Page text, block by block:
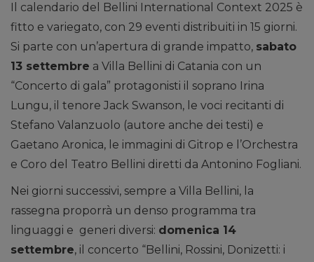
Il calendario del Bellini International Context 2025 è
fitto e variegato, con 29 eventi distribuiti in 15 giorni.
Si parte con un’apertura di grande impatto, sabato
13 settembre a Villa Bellini di Catania con un
“Concerto di gala” protagonisti il soprano Irina
Lungu, il tenore Jack Swanson, le voci recitanti di
Stefano Valanzuolo (autore anche dei testi) e
Gaetano Aronica, le immagini di Gitrop e l’Orchestra
e Coro del Teatro Bellini diretti da Antonino Fogliani.
Nei giorni successivi, sempre a Villa Bellini, la
rassegna proporrà un denso programma tra
linguaggi e generi diversi: domenica 14
settembre, il concerto “Bellini, Rossini, Donizetti: i